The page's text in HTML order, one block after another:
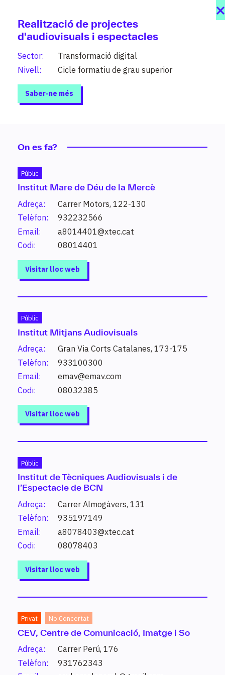
Estudis
208 graus al teu abast organitzats per
sectors i nivells (PFI, grau mitjà, grau
superior, cursos d’especialització…).
Què vols estudiar?
Introdueix un estudi o paraula clau per conèixer els
estudis possibles i altres de relacionats.
Estudi
Activitats comercials
Grau mitjà
Serveis a les empreses
Activitats comercials (moda)
Grau mitjà
Serveis a les empreses
Activitats comercials perfil professional
logística
Grau mitjà
Serveis a les empreses
Realització de projectes
d'audiovisuals i espectacles
Sector:
Transformació digital
Nivell:
Cicle formatiu de grau superior
Saber-ne més
On es fa?
Públic
Institut Mare de Déu de la Mercè
Adreça:
Carrer Motors, 122-130
Telèfon:
932232566
Email:
a8014401@xtec.cat
Codi:
08014401
Visitar lloc web
Públic
Institut Mitjans Audiovisuals
Adreça:
Gran Via Corts Catalanes, 173-175
Telèfon:
933100300
Email:
emav@emav.com
Codi:
08032385
Visitar lloc web
Públic
Institut de Tècniques Audiovisuals i de
l’Espectacle de BCN
Adreça:
Carrer Almogàvers, 131
Telèfon:
935197149
Email:
a8078403@xtec.cat
Codi:
08078403
Visitar lloc web
Privat No Concertat
CEV, Centre de Comunicació, Imatge i So
Adreça:
Carrer Perú, 176
Telèfon:
931762343